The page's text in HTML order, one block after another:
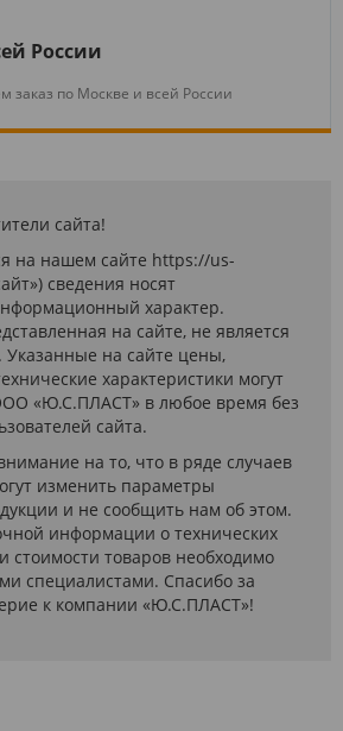
России
заказ по Москве и всей России
сайта!
на нашем сайте https://us-
сведения носят
характер.
на сайте, не является
на сайте цены,
характеристики могут
«Ю.С.ПЛАСТ» в любое время без
сайта.
на то, что в ряде случаев
изменить параметры
и не сообщить нам об этом.
информации о технических
стоимости товаров необходимо
специалистами. Спасибо за
к компании «Ю.С.ПЛАСТ»!